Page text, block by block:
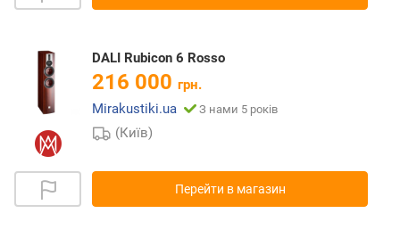
DALI Rubicon 6 Rosso
216 000 грн.
Mirakustiki.ua
З нами 5 років
(Київ)
Перейти в магазин